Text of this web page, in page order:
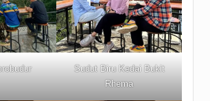
Sudut Biru Kedai Bukit
Rhema